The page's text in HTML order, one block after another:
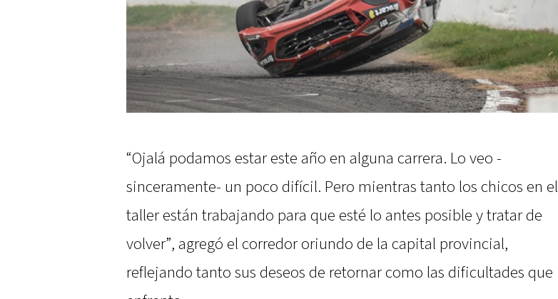
“Ojalá podamos estar este año en alguna carrera. Lo veo -
sinceramente- un poco difícil. Pero mientras tanto los chicos en el
taller están trabajando para que esté lo antes posible y tratar de
volver”, agregó el corredor oriundo de la capital provincial,
reflejando tanto sus deseos de retornar como las dificultades que